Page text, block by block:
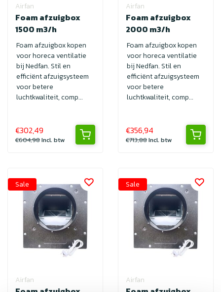
Airfan
Foam afzuigbox
1500 m3/h
Foam afzuigbox kopen
voor horeca ventilatie
bij Nedfan. Stil en
efficiënt afzuigsysteem
voor betere
luchtkwaliteit, comp...
€302,49
€604,98Incl. btw
Airfan
Foam afzuigbox
2000 m3/h
Foam afzuigbox kopen
voor horeca ventilatie
bij Nedfan. Stil en
efficiënt afzuigsysteem
voor betere
luchtkwaliteit, comp...
€356,94
€713,88Incl. btw
Airfan
Sale
Airfan
Sale